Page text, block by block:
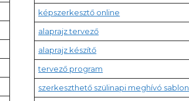
képszerkesztő online
alaprajz tervező
alaprajz készítő
tervező program
szerkeszthető szülinapi meghívó sablon